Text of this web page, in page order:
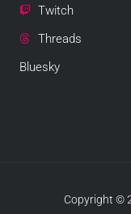
Twitch
Threads
Bluesky
Copyright ©